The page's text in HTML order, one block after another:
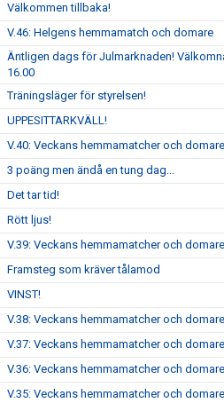
Välkommen tillbaka!
V.46: Helgens hemmamatch och domare
Äntligen dags för Julmarknaden!
16.00
Träningsläger för styrelsen!
UPPESITTARKVÄLL!
V.40: Veckans hemmamatcher och domare
3 poäng men ändå en tung dag...
Det tar tid!
Rött ljus!
V.39: Veckans hemmamatcher och domare
Framsteg som kräver tålamod
VINST!
V.38: Veckans hemmamatcher och domare
V.37: Veckans hemmamatcher och domare
V.36: Veckans hemmamatcher och domare
V.35: Veckans hemmamatcher och domare